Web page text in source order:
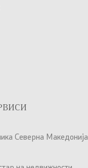
Северна Македонија